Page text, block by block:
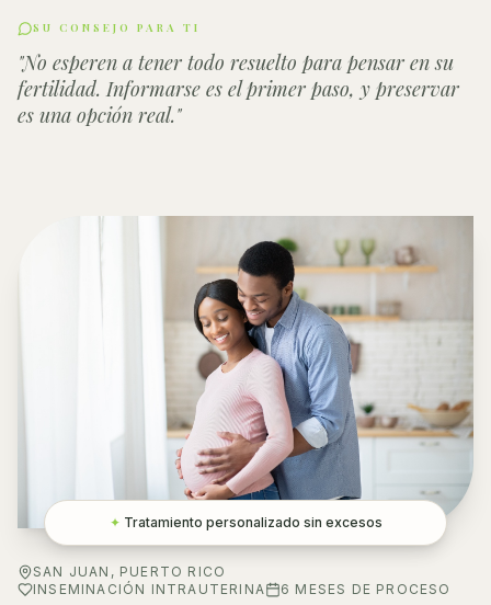
SU CONSEJO PARA TI
"No esperen a tener todo resuelto para pensar en su
fertilidad. Informarse es el primer paso, y preservar
es una opción real."
✦ Tratamiento personalizado sin excesos
SAN JUAN, PUERTO RICO
INSEMINACIÓN INTRAUTERINA
6 MESES DE PROCESO